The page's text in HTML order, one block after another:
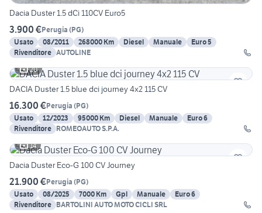
Dacia Duster 1.5 dCi 110CV Euro5
3.900 €Perugia (PG)
Usato
08/2011 268000 Km Diesel Manuale
Euro 5
Rivenditore AUTOLINE
20
DACIA Duster 1.5 blue dci journey 4x2 115 CV
16.300 €Perugia (PG)
Usato
12/2023 95000 Km Diesel Manuale
Euro 6
Rivenditore ROMEOAUTO S.P.A.
14
Dacia Duster Eco-G 100 CV Journey
21.900 €Perugia (PG)
Usato
08/2025 7000 Km Gpl Manuale
Euro 6
Rivenditore BARTOLINI AUTO MOTO CICLI SRL